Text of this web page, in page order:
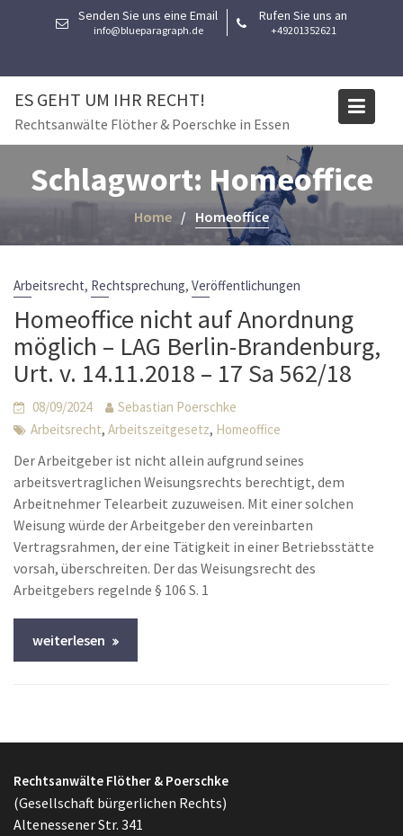
Senden Sie uns eine Email
info@blueparagraph.de
Rufen Sie uns an
+49201352621
ES GEHT UM IHR RECHT!
Rechtsanwälte Flöther & Poerschke in Essen
Schlagwort: Homeoffice
Home Homeoffice
Arbeitsrecht, Rechtsprechung,Veröffentlichungen
Homeoffice nicht auf Anordnung
möglich – LAG Berlin-Brandenburg,
Urt. v. 14.11.2018 – 17 Sa 562/18
08/09/2024
Sebastian Poerschke
Arbeitsrecht,Arbeitszeitgesetz, Homeoffice
Der Arbeitgeber ist nicht allein aufgrund seines
arbeitsvertraglichen Weisungsrechts berechtigt, dem
Arbeitnehmer Telearbeit zuzuweisen. Mit einer solchen
Weisung würde der Arbeitgeber den vereinbarten
Vertragsrahmen, der eine Tätigkeit in einer Betriebsstätte
vorsah, überschreiten. Der das Weisungsrecht des
Arbeitgebers regelnde § 106 S. 1
weiterlesen
Rechtsanwälte Flöther & Poerschke
(Gesellschaft bürgerlichen Rechts)
Altenessener Str. 341